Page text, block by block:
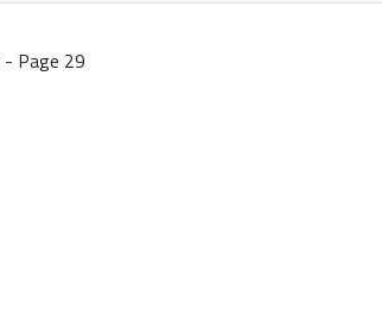
- Page 29